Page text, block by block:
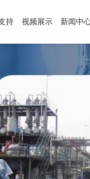
持 视频展示 新闻中